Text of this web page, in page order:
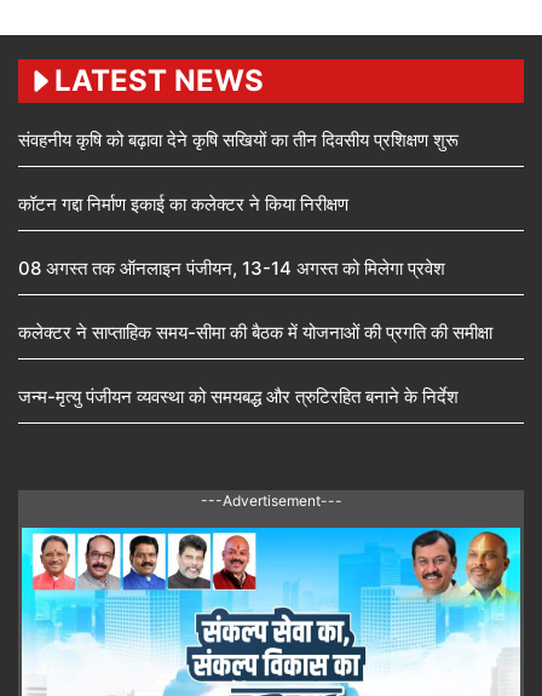
LATEST NEWS
संवहनीय कृषि को बढ़ावा देने कृषि सखियों का तीन दिवसीय प्रशिक्षण शुरू
कॉटन गद्दा निर्माण इकाई का कलेक्टर ने किया निरीक्षण
08 अगस्त तक ऑनलाइन पंजीयन, 13-14 अगस्त को मिलेगा प्रवेश
कलेक्टर ने साप्ताहिक समय-सीमा की बैठक में योजनाओं की प्रगति की समीक्षा
जन्म-मृत्यु पंजीयन व्यवस्था को समयबद्ध और त्रुटिरहित बनाने के निर्देश
---Advertisement---